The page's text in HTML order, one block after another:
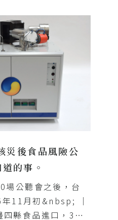
災後食品風險公
的事。
場公聽會之後，台
年11月初&nbsp; │
縣食品進口，3天